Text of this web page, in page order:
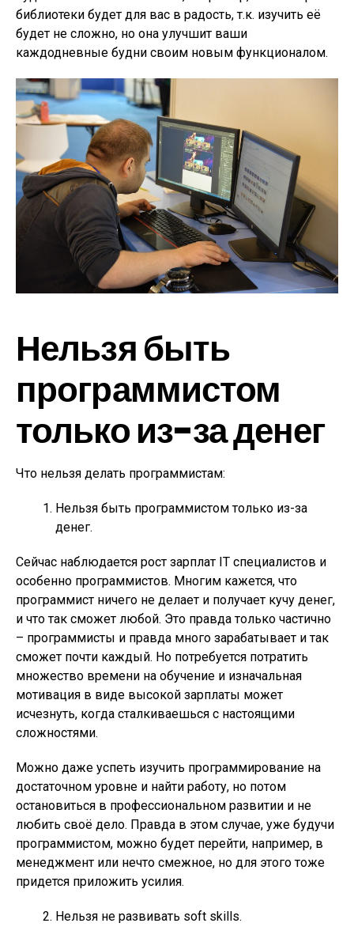
библиотеки будет для вас в радость, т.к. изучить её
будет не сложно, но она улучшит ваши
каждодневные будни своим новым функционалом.
Нельзя быть
программистом
только из-за денег
Что нельзя делать программистам:
Нельзя быть программистом только из-за
денег.
Сейчас наблюдается рост зарплат IT специалистов и
особенно программистов. Многим кажется, что
программист ничего не делает и получает кучу денег,
и что так сможет любой. Это правда только частично
– программисты и правда много зарабатывает и так
сможет почти каждый. Но потребуется потратить
множество времени на обучение и изначальная
мотивация в виде высокой зарплаты может
исчезнуть, когда сталкиваешься с настоящими
сложностями.
Можно даже успеть изучить программирование на
достаточном уровне и найти работу, но потом
остановиться в профессиональном развитии и не
любить своё дело. Правда в этом случае, уже будучи
программистом, можно будет перейти, например, в
менеджмент или нечто смежное, но для этого тоже
придется приложить усилия.
Нельзя не развивать soft skills.